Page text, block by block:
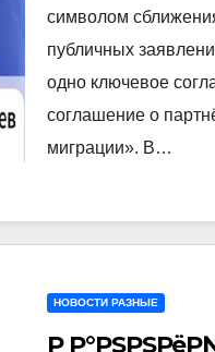
символом
публичных
одно ключевое
соглашение о
миграции». В…
НОВОСТИ РАЗНЫЕ
Р